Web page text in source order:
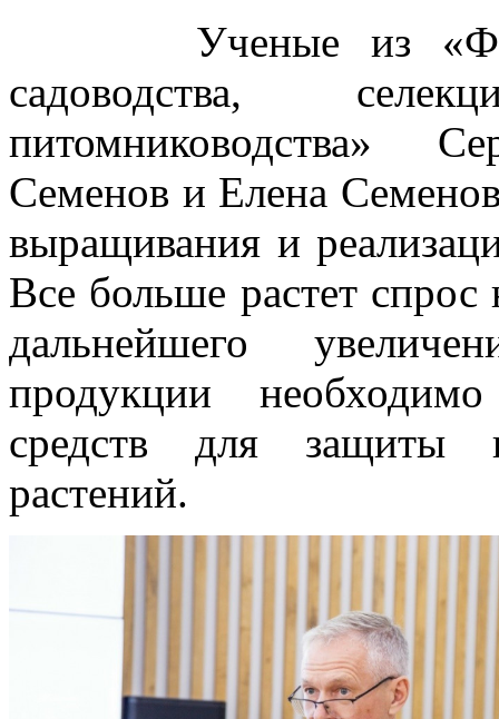
Ученые из
садоводства,
питомниководства»
Семенов и Елена
выращивания и
Все больше растет
дальнейшего
продукции
средств для защиты
растений.